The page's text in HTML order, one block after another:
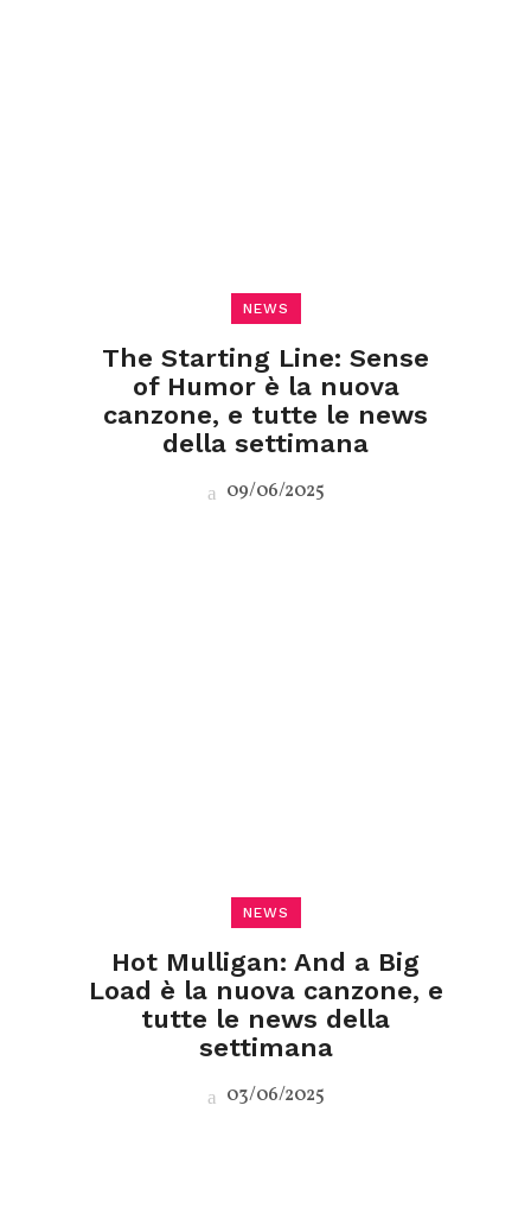
NEWS
The Starting Line: Sense
of Humor è la nuova
canzone, e tutte le news
della settimana
09/06/2025
NEWS
Hot Mulligan: And a Big
Load è la nuova canzone, e
tutte le news della
settimana
03/06/2025